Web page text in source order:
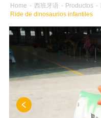
Home - 西班牙语 - Productos -
Ride de dinosaurios infantiles